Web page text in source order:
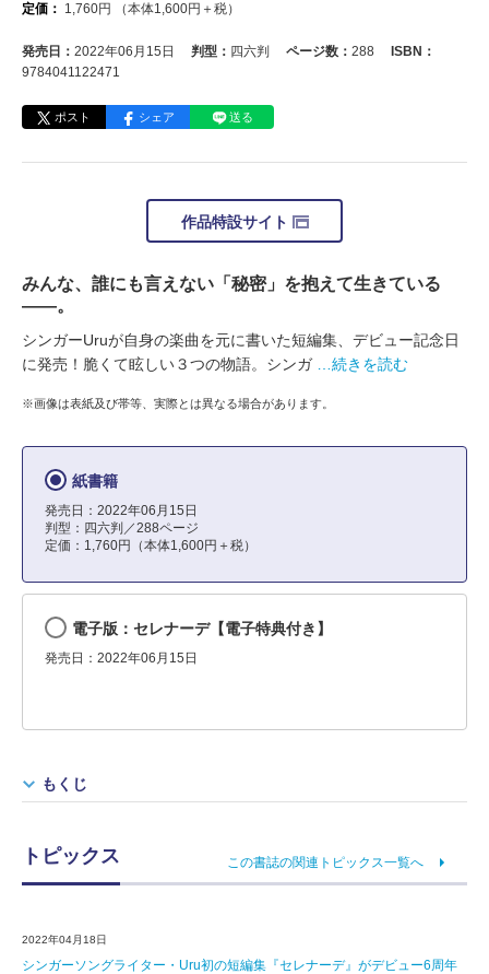
定価： 1,760円 （本体1,600円＋税）
発売日： 2022年06月15日 判型： 四六判 ページ数： 288
ISBN：
9784041122471
ポスト シェア 送る
作品特設サイト
みんな、誰にも言えない「秘密」を抱えて生きている
――。
シンガーUruが自身の楽曲を元に書いた短編集、デビュー記念日
に発売！脆くて眩しい３つの物語。シンガ
…続きを読む
※画像は表紙及び帯等、実際とは異なる場合があります。
紙書籍
発売日：2022年06月15日
判型：四六判／288ページ
定価：1,760円（本体1,600円＋税）
電子版：セレナーデ【電子特典付き】
発売日：2022年06月15日
もくじ
トピックス この書誌の関連トピックス一覧へ
2022年04月18日
シンガーソングライター・Uru初の短編集『セレナーデ』がデビュー6周年